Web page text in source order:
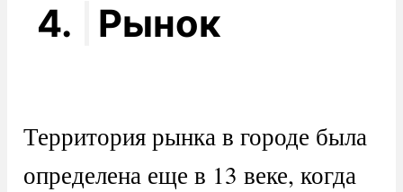
4. Рынок
Территория рынка в городе была
определена еще в 13 веке, когда